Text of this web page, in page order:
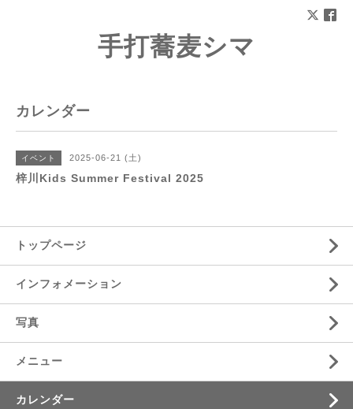
手打蕎麦シマ
カレンダー
イベント 2025-06-21 (土)
梓川Kids Summer Festival 2025
トップページ
インフォメーション
写真
メニュー
カレンダー